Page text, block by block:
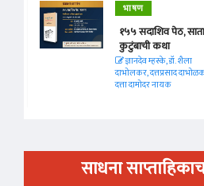
भाषण
१५५ सदाशिव पेठ,
कुटुंबाची कथा
ज्ञानदेव म्हस्के, डॉ. शैला
दाभोलकर, दत्तप्रसाद
दत्ता दामोदर नायक
साधना